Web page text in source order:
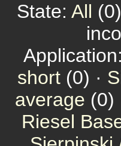
State: All
Application:
short (0) ·
average (0)
Riesel